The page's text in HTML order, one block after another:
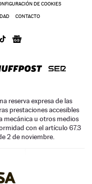
DE COOKIES
CONTACTO
reserva expresa de las
prestaciones accesibles
mecánica u otros medios
con el artículo 67.3
2 de noviembre.